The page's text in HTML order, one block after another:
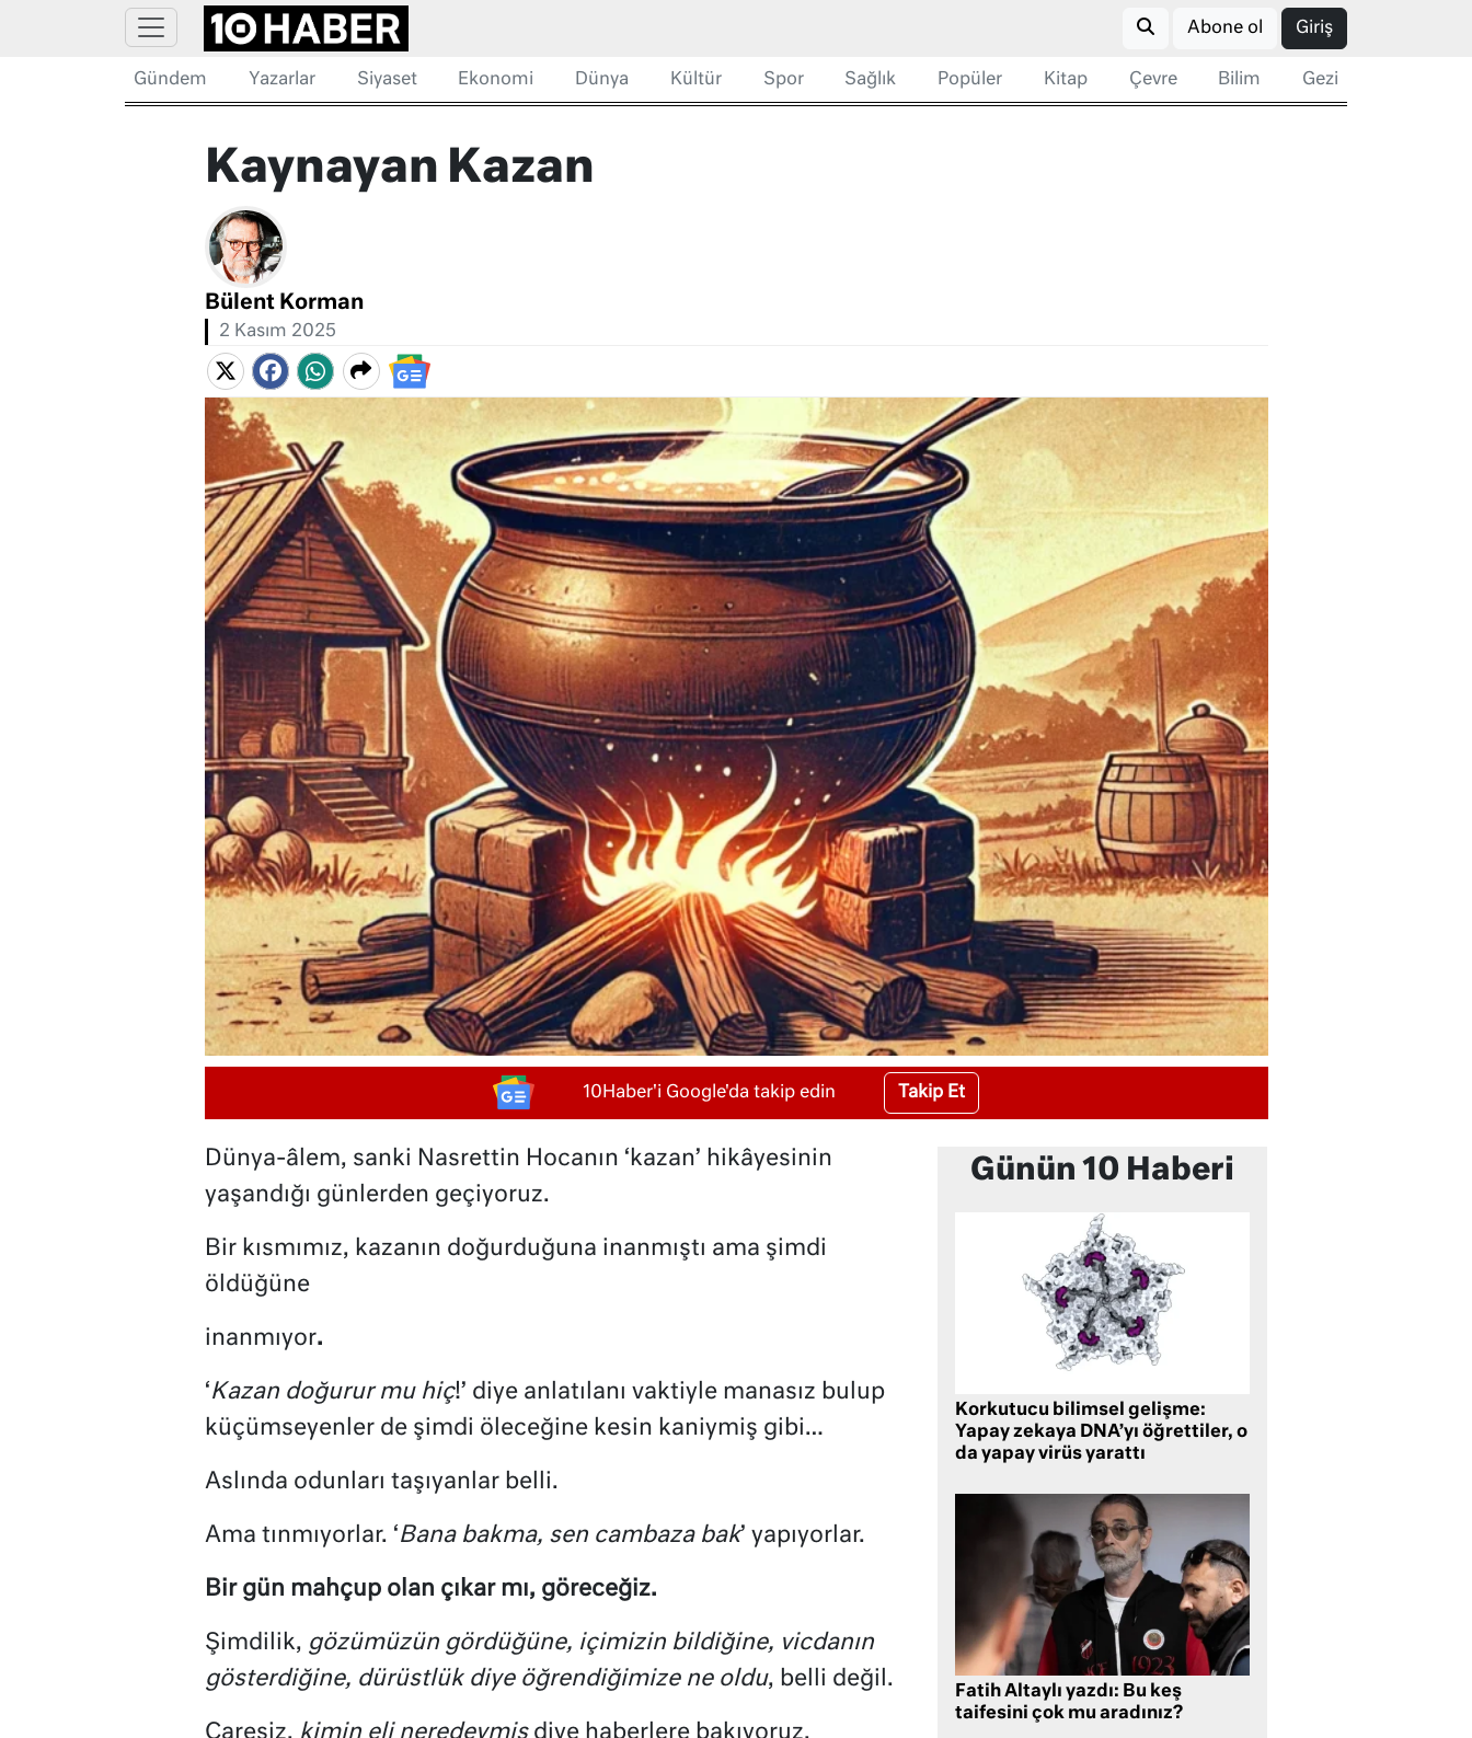
Abone ol Giriş
Gündem Yazarlar Siyaset Ekonomi Dünya Kültür Spor Sağlık Popüler Kitap Çevre Bilim Gezi
Kaynayan Kazan
Bülent Korman
2 Kasım 2025
10Haber'i Google'da takip edin Takip Et
Dünya-âlem, sanki Nasrettin Hocanın ‘kazan’ hikâyesinin
yaşandığı günlerden geçiyoruz.
Bir kısmımız, kazanın doğurduğuna inanmıştı ama şimdi
öldüğüne
inanmıyor.
‘Kazan doğurur mu hiç!’ diye anlatılanı vaktiyle manasız bulup
küçümseyenler de şimdi öleceğine kesin kaniymiş gibi…
Aslında odunları taşıyanlar belli.
Ama tınmıyorlar. ‘Bana bakma, sen cambaza bak’ yapıyorlar.
Bir gün mahçup olan çıkar mı, göreceğiz.
Şimdilik, gözümüzün gördüğüne, içimizin bildiğine, vicdanın
gösterdiğine, dürüstlük diye öğrendiğimize ne oldu, belli değil.
Çaresiz, kimin eli neredeymişdiye haberlere bakıyoruz.
Günün 10 Haberi
Korkutucu bilimsel gelişme:
Yapay zekaya DNA’yı öğrettiler, o
da yapay virüs yarattı
Fatih Altaylı yazdı: Bu keş
taifesini çok mu aradınız?